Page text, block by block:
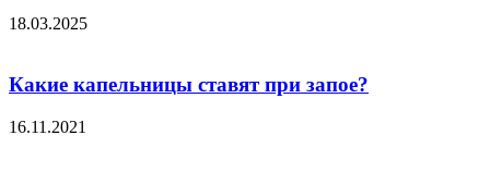
18.03.2025
Какие капельницы ставят при запое?
16.11.2021